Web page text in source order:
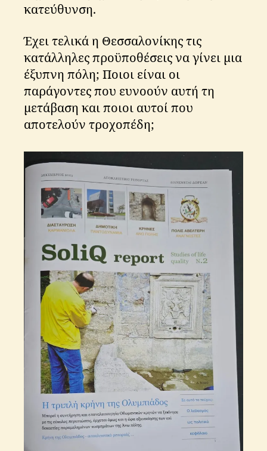
κατεύθυνση.
Έχει τελικά η Θεσσαλονίκης τις
κατάλληλες προϋποθέσεις να γίνει μια
έξυπνη πόλη; Ποιοι είναι οι
παράγοντες που ευνοούν αυτή τη
μετάβαση και ποιοι αυτοί που
αποτελούν τροχοπέδη;